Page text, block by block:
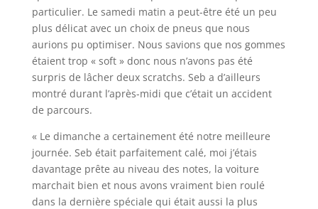
particulier. Le samedi matin a peut-être été un peu
plus délicat avec un choix de pneus que nous
aurions pu optimiser. Nous savions que nos gommes
étaient trop « soft » donc nous n’avons pas été
surpris de lâcher deux scratchs. Seb a d’ailleurs
montré durant l’après-midi que c’était un accident
de parcours.
« Le dimanche a certainement été notre meilleure
journée. Seb était parfaitement calé, moi j’étais
davantage prête au niveau des notes, la voiture
marchait bien et nous avons vraiment bien roulé
dans la dernière spéciale qui était aussi la plus